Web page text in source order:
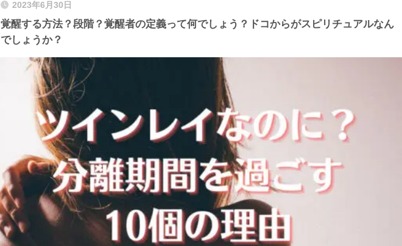
2023年6月30日
覚醒する方法？段階？覚醒者の定義って何でしょう？ドコからがスピリチュアルなん
でしょうか？